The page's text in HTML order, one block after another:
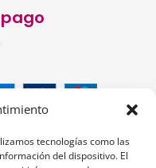
tecnologías como las
del dispositivo. El